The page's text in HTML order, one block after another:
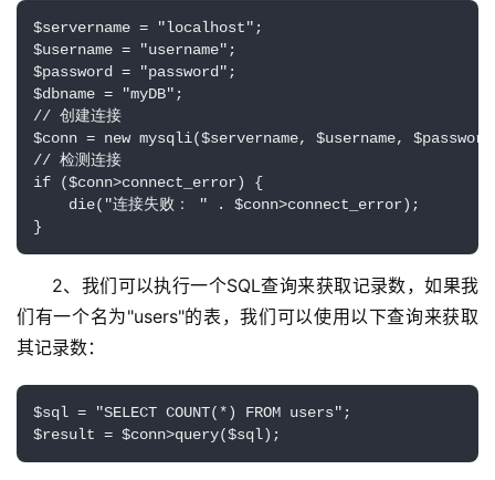
首
$servername = "localhost";
$username = "username";
$password = "password";
$dbname = "myDB";
// 创建连接
$conn = new mysqli($servername, $username,
// 检测连接
if ($conn>connect_error) {
    die("连接失败： " . $conn>connect_error);
2、我们可以执行一个SQL查询来获取记录数，如果我
们有一个名为"users"的表，我们可以使用以下查询来获取
其记录数：
$sql = "SELECT COUNT(*) FROM users";